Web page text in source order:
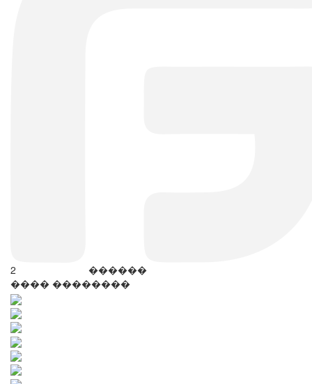
2
������
���� ��������